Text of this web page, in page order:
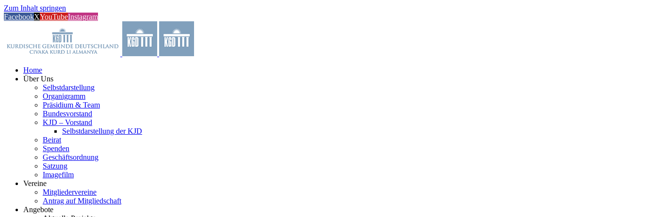
Zum Inhalt springen
FacebookXYouTubeInstagram
Home
Über Uns
Selbstdarstellung
Organigramm
Präsidium & Team
Bundesvorstand
KJD – Vorstand
Selbstdarstellung der KJD
Beirat
Spenden
Geschäftsordnung
Satzung
Imagefilm
Vereine
Mitgliedervereine
Antrag auf Mitgliedschaft
Angebote